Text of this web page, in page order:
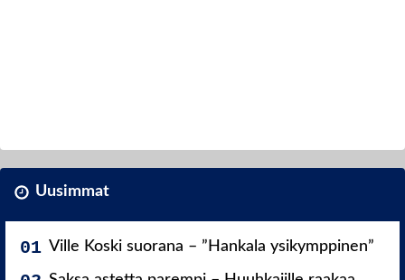
Uusimmat
Ville Koski suorana – ”Hankala ysikymppinen”